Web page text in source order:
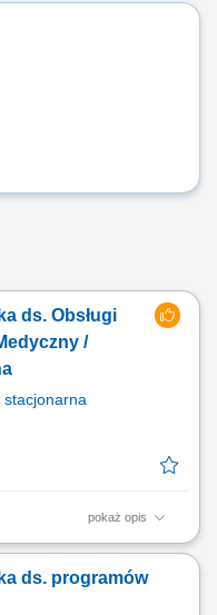
ds. Obsługi
/
stacjonarna
pokaż opis
rzetelnej informacji na temat
w placówce,
kolejnością przyjmowania
ds. programów